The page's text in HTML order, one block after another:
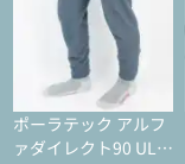
ポーラテック アルフ
ァダイレクト90 ULタ